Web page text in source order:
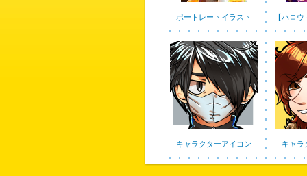
ポートレートイラスト 【ハロ
キャラクターアイコン キャラ